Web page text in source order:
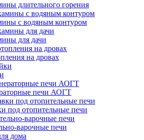
длительного горения
с водяным контуром
для дачи
на дровах
печи АОГТ
под отопительные печи
варочные печи